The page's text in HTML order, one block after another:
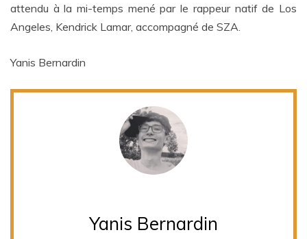
attendu à la mi-temps mené par le rappeur natif de Los
Angeles, Kendrick Lamar, accompagné de SZA.
Yanis Bernardin
Yanis Bernardin